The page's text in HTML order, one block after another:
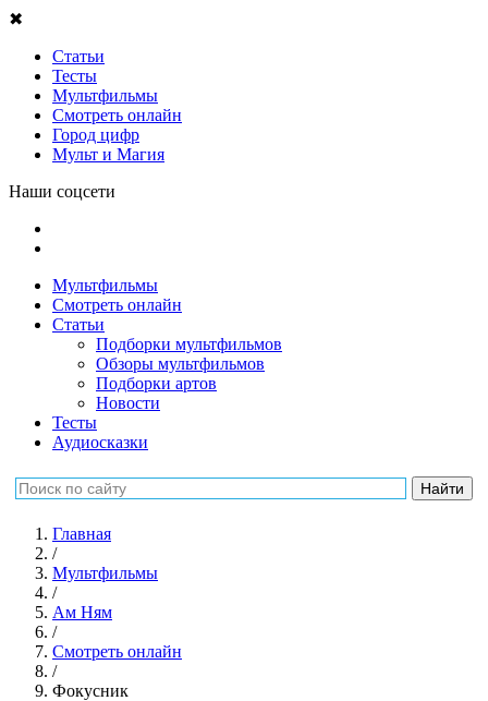
✖
Статьи
Тесты
Мультфильмы
Смотреть онлайн
Город цифр
Мульт и Магия
Наши соцсети
Мультфильмы
Смотреть онлайн
Статьи
Подборки мультфильмов
Обзоры мультфильмов
Подборки артов
Новости
Тесты
Аудиосказки
Главная
/
Мультфильмы
/
Ам Ням
/
Смотреть онлайн
/
Фокусник